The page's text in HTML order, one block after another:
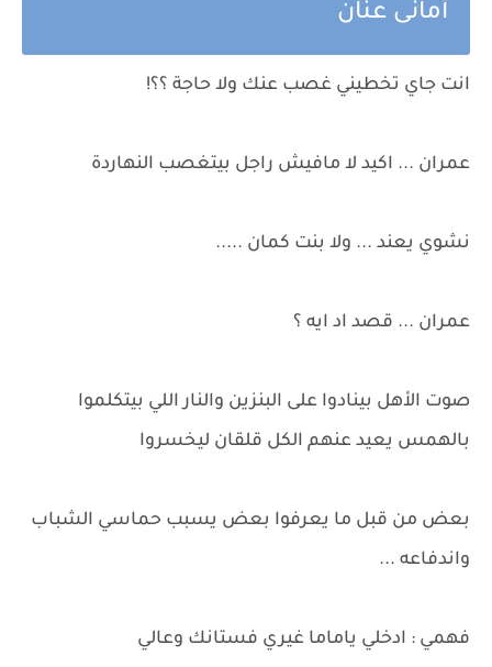
أمانى عنان
انت جاي تخطيني غصب عنك ولا حاجة ؟؟!
عمران ... اكيد لا مافيش راجل بيتغصب النهاردة
نشوي يعند ... ولا بنت كمان .....
عمران ... قصد اد ايه ؟
صوت الأهل بينادوا على البنزين والنار اللي بيتكلموا
بالهمس يعيد عنهم الكل قلقان ليخسروا
بعض من قبل ما يعرفوا بعض يسبب حماسي الشباب
واندفاعه ...
فهمي : ادخلي ياماما غيري فستانك وعالي